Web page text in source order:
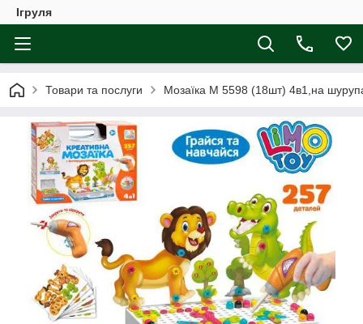
Ігруля
Товари та послуги Мозаїка M 5598 (18шт) 4в1,на